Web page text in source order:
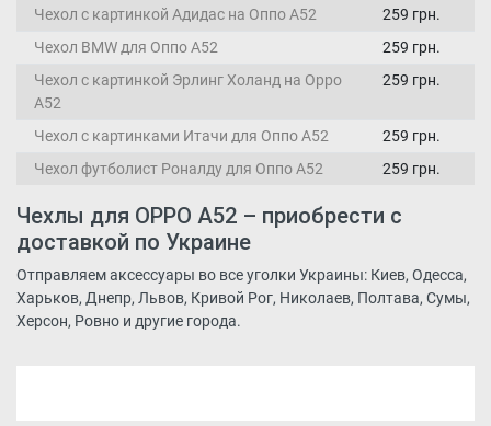
Чехол с картинкой Адидас на Оппо А52
259 грн.
Чехол BMW для Оппо А52
259 грн.
Чехол с картинкой Эрлинг Холанд на Oppo
A52
259 грн.
Чехол с картинками Итачи для Оппо А52
259 грн.
Чехол футболист Роналду для Оппо А52
259 грн.
Чехлы для OPPO A52 – приобрести с
доставкой по Украине
Отправляем аксессуары во все уголки Украины: Киев, Одесса,
Харьков, Днепр, Львов, Кривой Рог, Николаев, Полтава, Сумы,
Херсон, Ровно и другие города.